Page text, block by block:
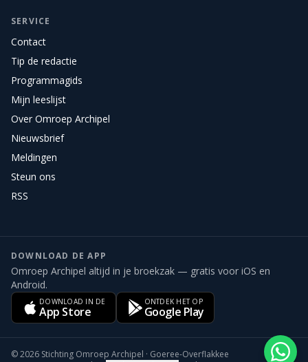
SERVICE
Contact
Tip de redactie
Programmagids
Mijn leeslijst
Over Omroep Archipel
Nieuwsbrief
Meldingen
Steun ons
RSS
DOWNLOAD DE APP
Omroep Archipel altijd in je broekzak — gratis voor iOS en
Android.
DOWNLOAD IN DE
App Store
ONTDEK HET OP
Google Play
©2026 Stichting Omroep Archipel · Goeree-Overflakkee